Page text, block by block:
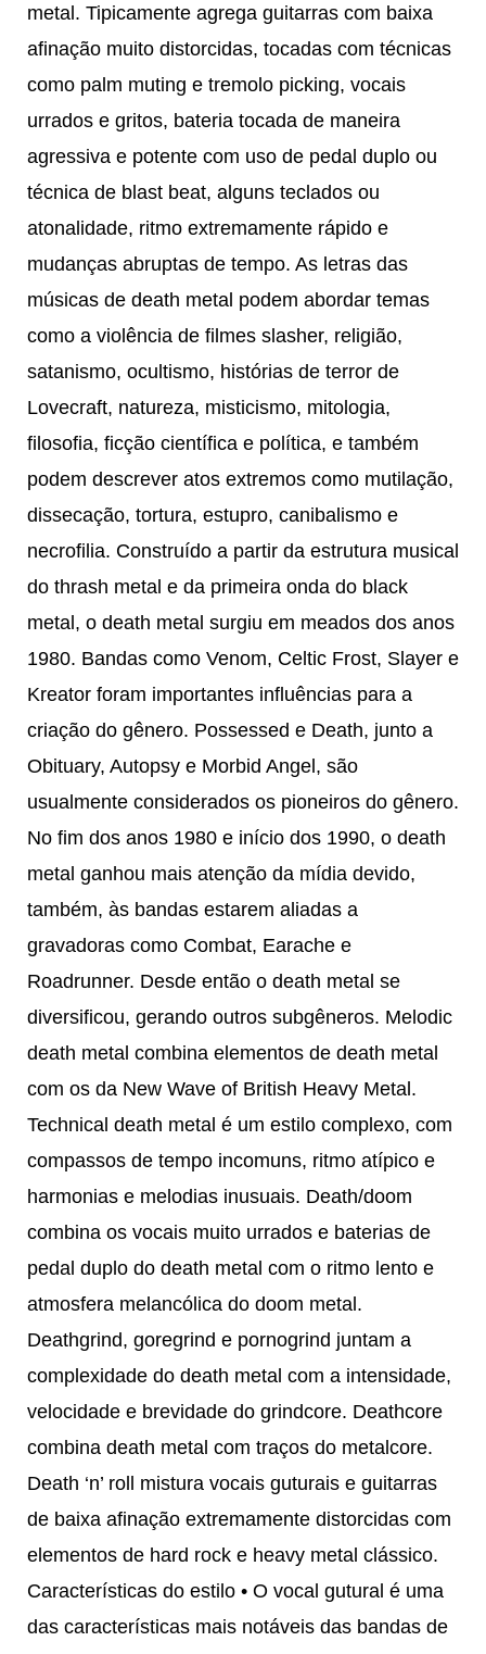
metal. Tipicamente agrega guitarras com baixa
afinação muito distorcidas, tocadas com técnicas
como palm muting e tremolo picking, vocais
urrados e gritos, bateria tocada de maneira
agressiva e potente com uso de pedal duplo ou
técnica de blast beat, alguns teclados ou
atonalidade, ritmo extremamente rápido e
mudanças abruptas de tempo. As letras das
músicas de death metal podem abordar temas
como a violência de filmes slasher, religião,
satanismo, ocultismo, histórias de terror de
Lovecraft, natureza, misticismo, mitologia,
filosofia, ficção científica e política, e também
podem descrever atos extremos como mutilação,
dissecação, tortura, estupro, canibalismo e
necrofilia. Construído a partir da estrutura musical
do thrash metal e da primeira onda do black
metal, o death metal surgiu em meados dos anos
1980. Bandas como Venom, Celtic Frost, Slayer e
Kreator foram importantes influências para a
criação do gênero. Possessed e Death, junto a
Obituary, Autopsy e Morbid Angel, são
usualmente considerados os pioneiros do gênero.
No fim dos anos 1980 e início dos 1990, o death
metal ganhou mais atenção da mídia devido,
também, às bandas estarem aliadas a
gravadoras como Combat, Earache e
Roadrunner. Desde então o death metal se
diversificou, gerando outros subgêneros. Melodic
death metal combina elementos de death metal
com os da New Wave of British Heavy Metal.
Technical death metal é um estilo complexo, com
compassos de tempo incomuns, ritmo atípico e
harmonias e melodias inusuais. Death/doom
combina os vocais muito urrados e baterias de
pedal duplo do death metal com o ritmo lento e
atmosfera melancólica do doom metal.
Deathgrind, goregrind e pornogrind juntam a
complexidade do death metal com a intensidade,
velocidade e brevidade do grindcore. Deathcore
combina death metal com traços do metalcore.
Death ‘n’ roll mistura vocais guturais e guitarras
de baixa afinação extremamente distorcidas com
elementos de hard rock e heavy metal clássico.
Características do estilo • O vocal gutural é uma
das características mais notáveis das bandas de